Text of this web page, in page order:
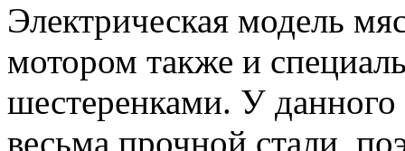
Электрическая модель
мотором также и
шестеренками. У
весьма прочной стали,